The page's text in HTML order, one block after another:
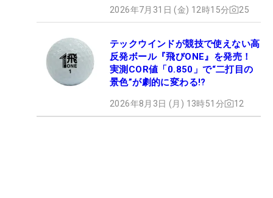
2026年7月31日 (金) 12時15分 25
テックウインドが競技で使えない高
反発ボール『飛びONE』を発売！
実測COR値「0.850」で“二打目の
景色”が劇的に変わる!?
2026年8月3日 (月) 13時51分 12